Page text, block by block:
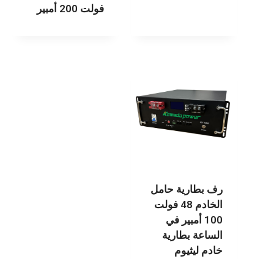
فولت 200 أمبير
رف بطارية حامل
الخادم 48 فولت
100 أمبير في
الساعة بطارية
خادم ليثيوم